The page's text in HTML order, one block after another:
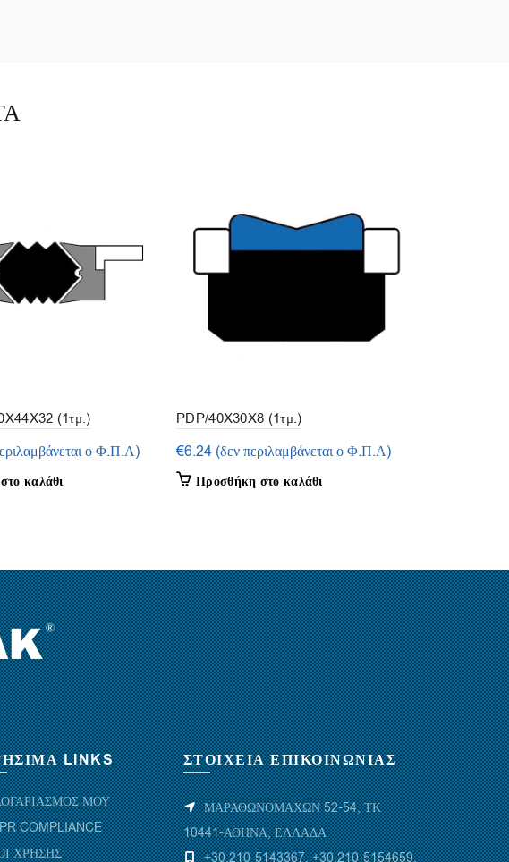
(1τμ.)
ο Φ.Π.Α)
καλάθι
PDP/40X30X8 (1τμ.)
€6.24 (δεν περιλαμβάνεται ο Φ.Π.Α)
Προσθήκη στο καλάθι
LINKS
ΜΟΥ
COMPLIANCE
ΧΡΗΣΗΣ
ΣΤΟΙΧΕΙΑ ΕΠΙΚΟΙΝΩΝΙΑΣ
ΜΑΡΑΘΩΝΟΜΑΧΩΝ 52-54, ΤΚ
10441-ΑΘΗΝΑ, ΕΛΛΑΔΑ
+30.210-5143367,+30.210-5154659,